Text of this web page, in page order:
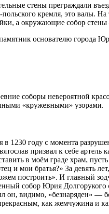
стены преграждали
кремля, это валы.
а окружающие собор
основателю города
соборы невероятной
«кружевными» узорами.
1230 году с момента
призвал к себе артель
в моём граде храм, пусть
и мои братья?» За девять
построить». И главный
собор Юрия Долгорукого
он, видимо, «безнаряден» —
как жемчужина и